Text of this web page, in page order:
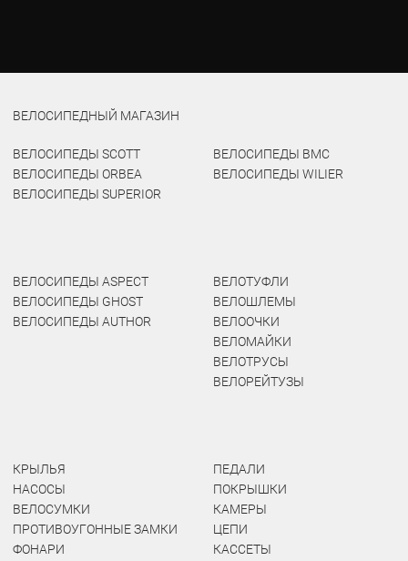
ВЕЛОСИПЕДНЫЙ МАГАЗИН
ВЕЛОСИПЕДЫ SCOTT
ВЕЛОСИПЕДЫ ORBEA
ВЕЛОСИПЕДЫ SUPERIOR
ВЕЛОСИПЕДЫ BMC
ВЕЛОСИПЕДЫ WILIER
ВЕЛОСИПЕДЫ ASPECT
ВЕЛОСИПЕДЫ GHOST
ВЕЛОСИПЕДЫ AUTHOR
ВЕЛОТУФЛИ
ВЕЛОШЛЕМЫ
ВЕЛООЧКИ
ВЕЛОМАЙКИ
ВЕЛОТРУСЫ
ВЕЛОРЕЙТУЗЫ
КРЫЛЬЯ
НАСОСЫ
ВЕЛОСУМКИ
ПРОТИВОУГОННЫЕ ЗАМКИ
ФОНАРИ
ПЕДАЛИ
ПОКРЫШКИ
КАМЕРЫ
ЦЕПИ
КАССЕТЫ